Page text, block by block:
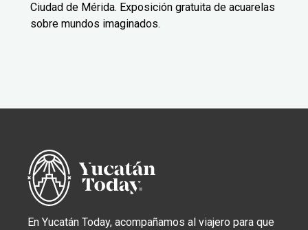
Ciudad de Mérida. Exposición gratuita de acuarelas
sobre mundos imaginados.
En Yucatán Today, acompañamos al viajero para que